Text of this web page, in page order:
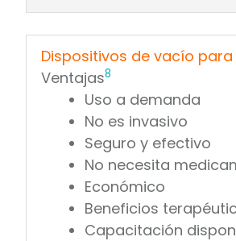
Dispositivos de vacío
Ventajas8
Uso a demanda
No es invasivo
Seguro y efectivo
No necesita
Económico
Beneficios
Capacitación